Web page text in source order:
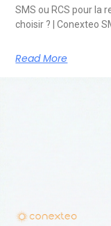
SMS ou RCS pour la
choisir ? | Conexteo
Read More